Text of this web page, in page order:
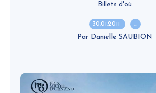
Billets d'où
30.01.2011 …
Par Danielle SAUBION